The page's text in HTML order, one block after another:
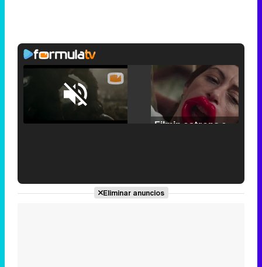
Unmute /
'120 Minutos' celebra sus 2.000 programas en Telemadrid con un vídeo del día a día en la redacción
Eliminar anuncios